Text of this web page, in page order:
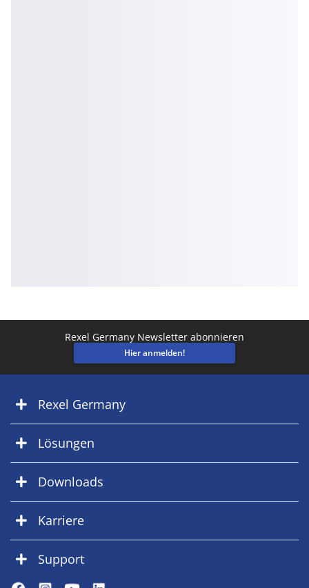
Rexel Germany Newsletter abonnieren
Hier anmelden!
Rexel Germany
Lösungen
Downloads
Karriere
Support